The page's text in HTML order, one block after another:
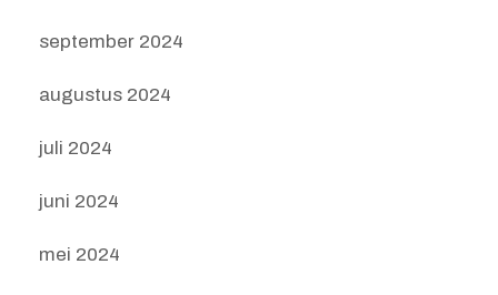
september 2024
augustus 2024
juli 2024
juni 2024
mei 2024